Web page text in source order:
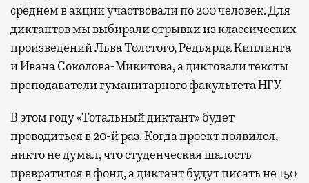
среднем в акции участвовали по 200 человек. Для
диктантов мы выбирали отрывки из классических
произведений Льва Толстого, Редьярда Киплинга
и Ивана Соколова-Микитова, а диктовали тексты
преподаватели гуманитарного факультета НГУ.
В этом году «Тотальный диктант» будет
проводиться в 20-й раз. Когда проект появился,
никто не думал, что студенческая шалость
превратится в фонд, а диктант будут писать не 150